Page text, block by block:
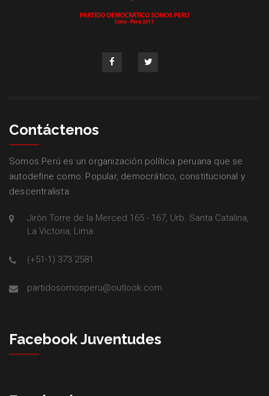
Contáctenos
Somos Perú es un organización política peruana que se
autodefine como: Popular, democrático, constitucional y
descentralista.
Jirón Torre de la Merced 165 - 167, Urb. Santa Catalina,
La Victoria, Lima
(+51-1) 373 2581
partidosomosperu@outlook.com
Facebook Juventudes